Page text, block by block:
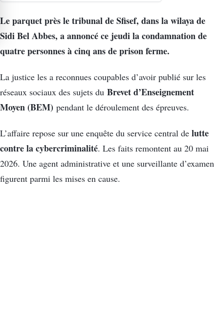
Le parquet près le tribunal de Sfisef, dans la wilaya de
Sidi Bel Abbes, a annoncé ce jeudi la condamnation de
quatre personnes à cinq ans de prison ferme.
La justice les a reconnues coupables d’avoir publié sur les
réseaux sociaux des sujets du Brevet d’Enseignement
Moyen (BEM) pendant le déroulement des épreuves.
L’affaire repose sur une enquête du service central de lutte
contre la cybercriminalité. Les faits remontent au 20 mai
2026. Une agent administrative et une surveillante d’examen
figurent parmi les mises en cause.